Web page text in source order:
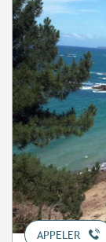
APPELER